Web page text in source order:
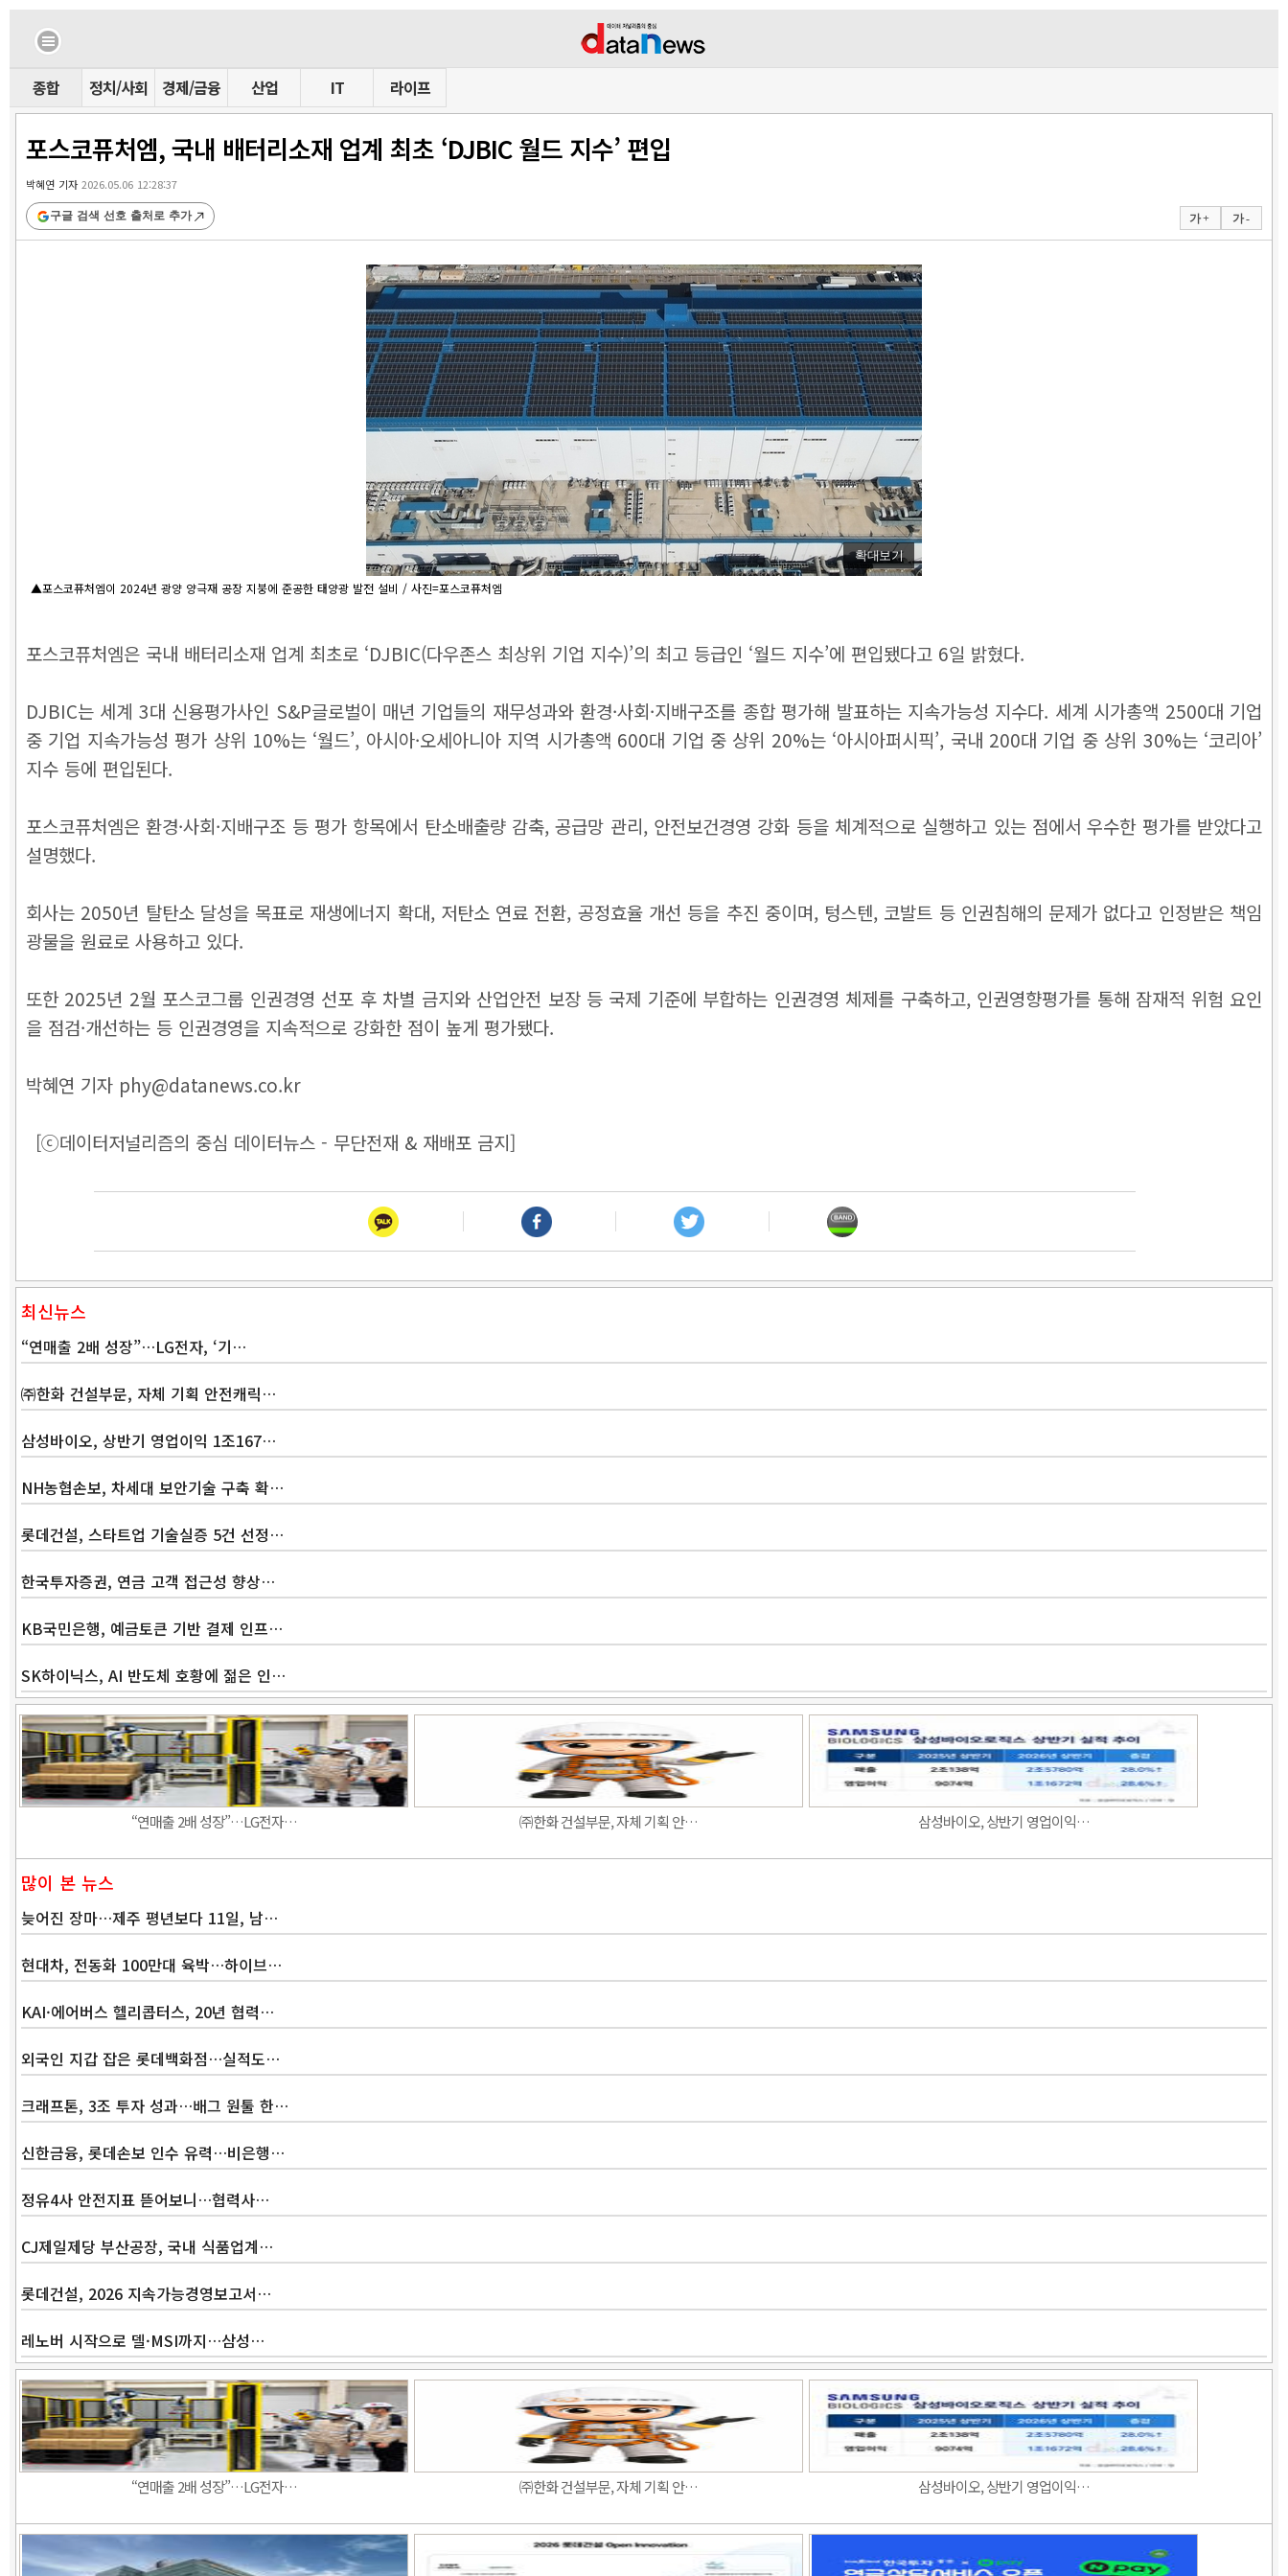
종합 정치/사회 경제/금융 산업 IT 라이프
포스코퓨처엠, 국내 배터리소재 업계 최초 ‘DJBIC 월드 지수’ 편입
박혜연 기자2026.05.06 12:28:37
가 + 가 -
구글 검색 선호 출처로 추가
확대보기
▲포스코퓨처엠이 2024년 광양 양극재 공장 지붕에 준공한 태양광 발전 설비 / 사진=포스코퓨처엠
포스코퓨처엠은 국내 배터리소재 업계 최초로 ‘DJBIC(다우존스 최상위 기업 지수)’의 최고 등급인 ‘월드 지수’에 편입됐다고 6일 밝혔다.
DJBIC는 세계 3대 신용평가사인 S&P글로벌이 매년 기업들의 재무성과와 환경·사회·지배구조를 종합 평가해 발표하는 지속가능성 지수다. 세계 시가총액 2500대 기업
중 기업 지속가능성 평가 상위 10%는 ‘월드’, 아시아·오세아니아 지역 시가총액 600대 기업 중 상위 20%는 ‘아시아퍼시픽’, 국내 200대 기업 중 상위 30%는 ‘코리아’
지수 등에 편입된다.
포스코퓨처엠은 환경·사회·지배구조 등 평가 항목에서 탄소배출량 감축, 공급망 관리, 안전보건경영 강화 등을 체계적으로 실행하고 있는 점에서 우수한 평가를 받았다고
설명했다.
회사는 2050년 탈탄소 달성을 목표로 재생에너지 확대, 저탄소 연료 전환, 공정효율 개선 등을 추진 중이며, 텅스텐, 코발트 등 인권침해의 문제가 없다고 인정받은 책임
광물을 원료로 사용하고 있다.
또한 2025년 2월 포스코그룹 인권경영 선포 후 차별 금지와 산업안전 보장 등 국제 기준에 부합하는 인권경영 체제를 구축하고, 인권영향평가를 통해 잠재적 위험 요인
을 점검·개선하는 등 인권경영을 지속적으로 강화한 점이 높게 평가됐다.
박혜연 기자 phy@datanews.co.kr
[ⓒ데이터저널리즘의 중심 데이터뉴스 - 무단전재 & 재배포 금지]
최신뉴스
“연매출 2배 성장”…LG전자, ‘기…
㈜한화 건설부문, 자체 기획 안전캐릭…
삼성바이오, 상반기 영업이익 1조167…
NH농협손보, 차세대 보안기술 구축 확…
롯데건설, 스타트업 기술실증 5건 선정…
한국투자증권, 연금 고객 접근성 향상…
KB국민은행, 예금토큰 기반 결제 인프…
SK하이닉스, AI 반도체 호황에 젊은 인…
“연매출 2배 성장”…LG전자… ㈜한화 건설부문, 자체 기획 안… 삼성바이오, 상반기 영업이익…
많이 본 뉴스
늦어진 장마…제주 평년보다 11일, 남…
현대차, 전동화 100만대 육박…하이브…
KAI·에어버스 헬리콥터스, 20년 협력…
외국인 지갑 잡은 롯데백화점…실적도…
크래프톤, 3조 투자 성과…배그 원툴 한…
신한금융, 롯데손보 인수 유력…비은행…
정유4사 안전지표 뜯어보니…협력사…
CJ제일제당 부산공장, 국내 식품업계…
롯데건설, 2026 지속가능경영보고서…
레노버 시작으로 델·MSI까지…삼성…
“연매출 2배 성장”…LG전자… ㈜한화 건설부문, 자체 기획 안… 삼성바이오, 상반기 영업이익…